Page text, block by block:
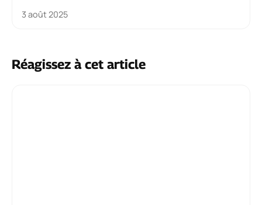
3 août 2025
Réagissez à cet article